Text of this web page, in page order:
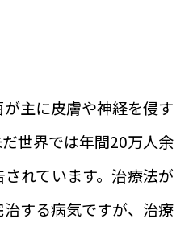
主に皮膚や神経を侵す
世界では年間20万人余
れています。治療法が
する病気ですが、治療